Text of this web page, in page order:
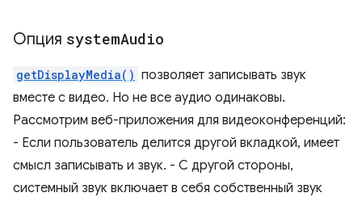
Опция systemAudio
getDisplayMedia() позволяет записывать звук
вместе с видео. Но не все аудио одинаковы.
Рассмотрим веб-приложения для видеоконференций:
- Если пользователь делится другой вкладкой, имеет
смысл записывать и звук. - С другой стороны,
системный звук включает в себя собственный звук